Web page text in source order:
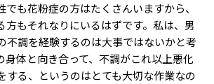
でも花粉症の方はたくさんいますから、
方もそれなりにいるはずです。私は、男
不調を経験するのは大事ではないかと考
身体と向き合って、不調がこれ以上悪化
する、というのはとても大切な作業なの